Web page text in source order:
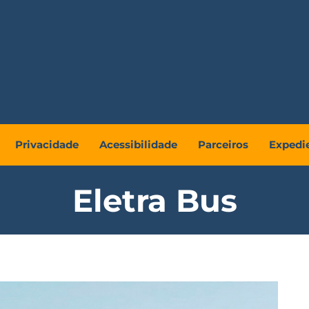
Privacidade Acessibilidade Parceiros
Eletra Bus